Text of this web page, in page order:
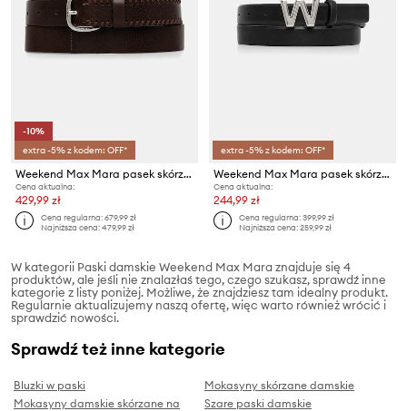
-10%
extra -5% z kodem: OFF*
Weekend Max Mara pasek skórzany ABINGO
Cena aktualna:
429,99 zł
Cena regularna:679,99 zł
Najniższa cena:479,99 zł
extra -5% z kodem: OFF*
Weekend Max Mara pasek skórzany AWEST
Cena aktualna:
244,99 zł
Cena regularna:399,99 zł
Najniższa cena:259,99 zł
W kategorii Paski damskie Weekend Max Mara znajduje się 4
produktów, ale jeśli nie znalazłaś tego, czego szukasz, sprawdź inne
kategorie z listy poniżej. Możliwe, że znajdziesz tam idealny produkt.
Regularnie aktualizujemy naszą ofertę, więc warto również wrócić i
sprawdzić nowości.
Sprawdź też inne kategorie
Bluzki w paski
Mokasyny skórzane damskie
Mokasyny damskie skórzane na
Szare paski damskie